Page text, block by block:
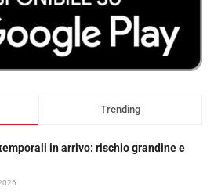
Trending
in arrivo: rischio grandine e